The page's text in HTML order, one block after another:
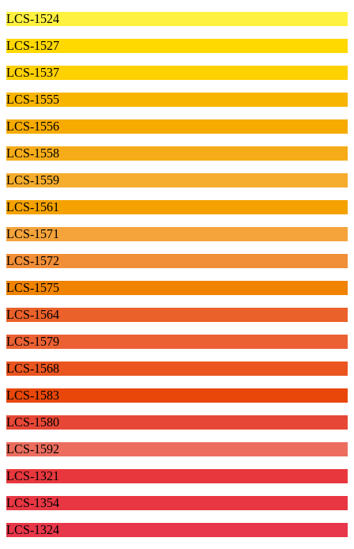
LCS-1524
LCS-1527
LCS-1537
LCS-1555
LCS-1556
LCS-1558
LCS-1559
LCS-1561
LCS-1571
LCS-1572
LCS-1575
LCS-1564
LCS-1579
LCS-1568
LCS-1583
LCS-1580
LCS-1592
LCS-1321
LCS-1354
LCS-1324